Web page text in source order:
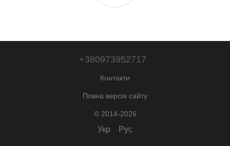
+380973952717
Контакти
Повна версія сайту
© 2014-2026
Укр Рус